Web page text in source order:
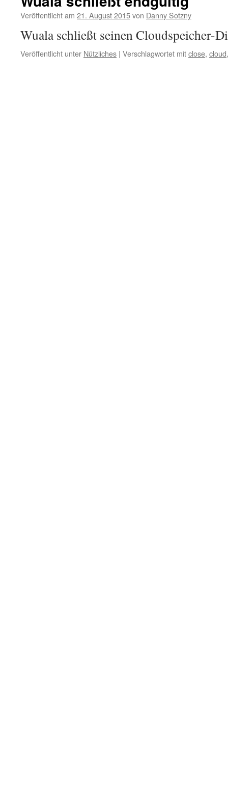
Veröffentlicht am 21. August 2015von Danny Sotzny
Wuala schließt seinen Cloudspeicher-
Veröffentlicht unter Nützliches | Verschlagwortet mitclose, cloud